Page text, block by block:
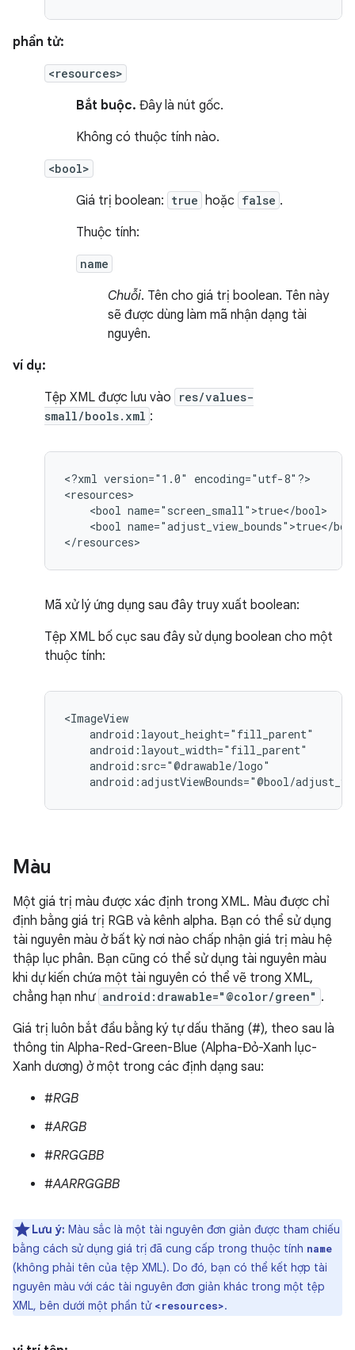
phần tử:
<resources>
Bắt buộc. Đây là nút gốc.
Không có thuộc tính nào.
<bool>
Giá trị boolean: true hoặc false .
Thuộc tính:
name
Chuỗi. Tên cho giá trị boolean. Tên này
sẽ được dùng làm mã nhận dạng tài
nguyên.
ví dụ:
Tệp XML được lưu vào
res/values-
small/bools.xml :
<?xml version="1.0"
encoding="utf-8"?>
<bool
<bool name="adjust_view_bounds">true</
</resources>
Mã xử lý ứng dụng sau đây truy xuất boolean:
Tệp XML bố cục sau đây sử dụng boolean cho một
thuộc tính:
android:adjustViewBounds="@bool/
Màu
Một giá trị màu được xác định trong XML. Màu được chỉ
định bằng giá trị RGB và kênh alpha. Bạn có thể sử dụng
tài nguyên màu ở bất kỳ nơi nào chấp nhận giá trị màu hệ
thập lục phân. Bạn cũng có thể sử dụng tài nguyên màu
khi dự kiến chứa một tài nguyên có thể vẽ trong XML,
chẳng hạn như android:drawable="@color/green" .
Giá trị luôn bắt đầu bằng ký tự dấu thăng (#), theo sau là
thông tin Alpha-Red-Green-Blue (Alpha-Đỏ-Xanh lục-
Xanh dương) ở một trong các định dạng sau:
#RGB
#ARGB
#RRGGBB
#AARRGGBB
Lưu ý: Màu sắc là một tài nguyên đơn giản được tham chiếu
bằng cách sử dụng giá trị đã cung cấp trong thuộc tính name
(không phải tên của tệp XML). Do đó, bạn có thể kết hợp tài
nguyên màu với các tài nguyên đơn giản khác trong một tệp
XML, bên dưới một phần tử <resources>.